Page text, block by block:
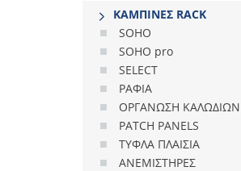
ΚΑΜΠΙΝΕΣ RACK
SOHO
SOHO pro
SELECT
ΡΑΦΙΑ
ΟΡΓΑΝΩΣΗ ΚΑΛΩΔΙΩΝ
PATCH PANELS
ΤΥΦΛΑ ΠΛΑΙΣΙΑ
ΑΝΕΜΙΣΤΗΡΕΣ